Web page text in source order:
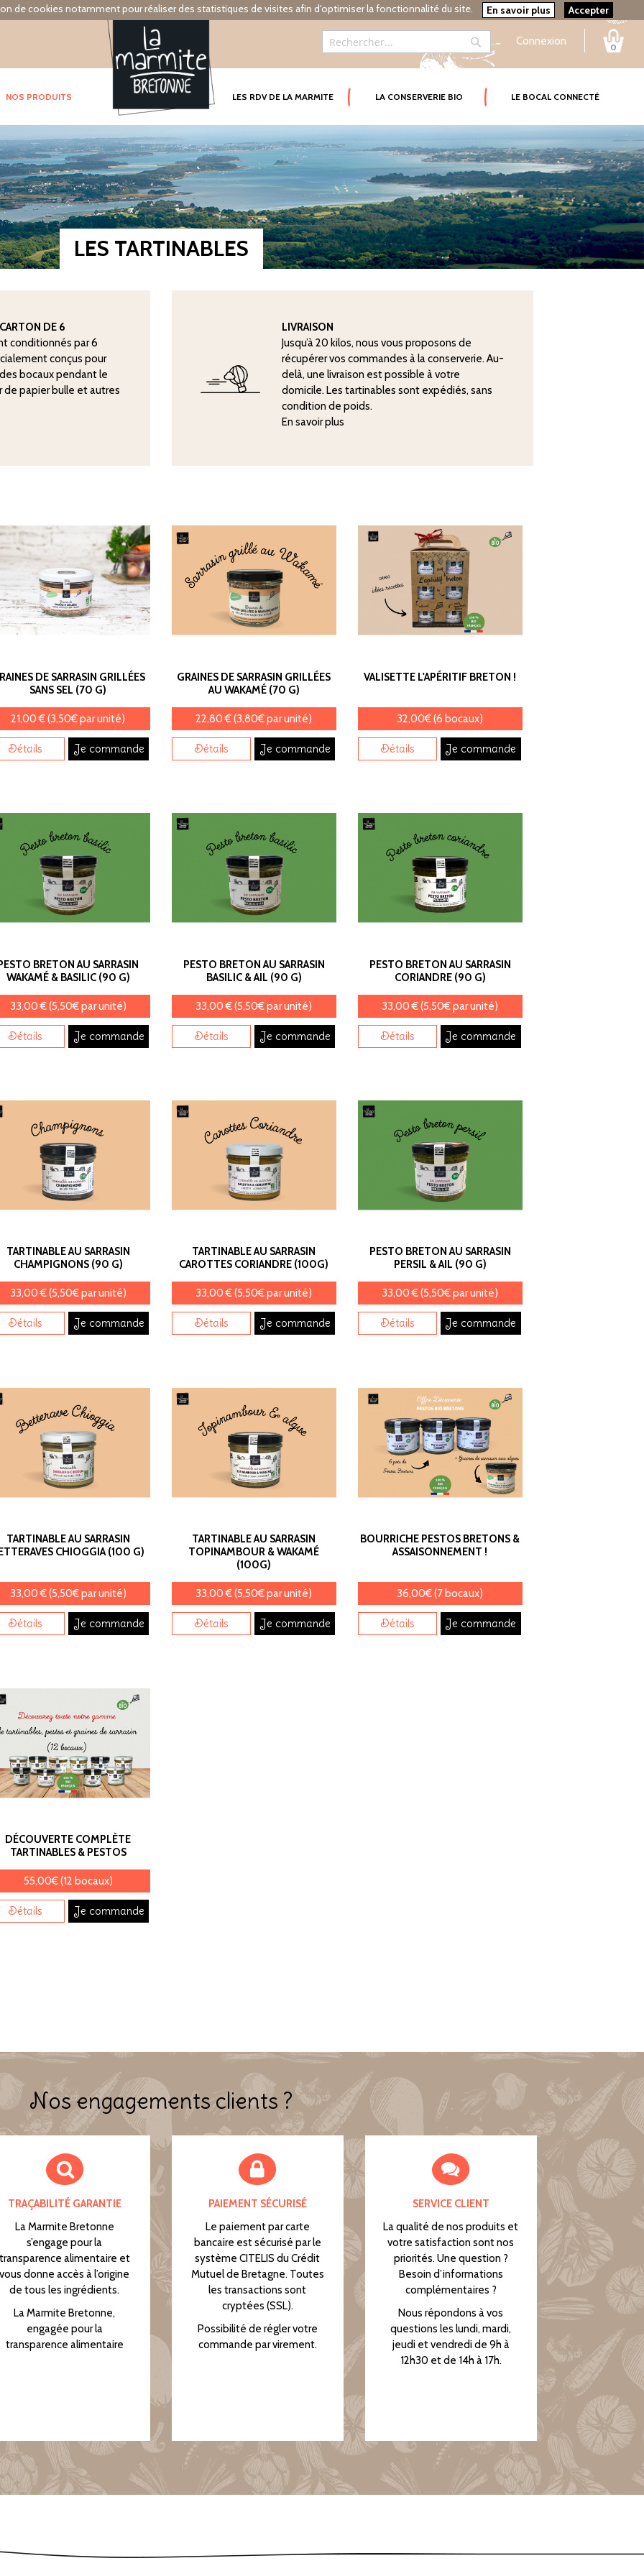
de cookies notamment pour réaliser des statistiques de visites afin d'optimiser la fonctionnalité du site. En savoir plus Accepter
Connexion 0
Rechercher
NOS PRODUITS LES RDV DE LA MARMITE LA CONSERVERIE BIO LE BOCAL CONNECTÉ
LES TARTINABLES
DE 6
conditionnés par 6
conçus pour
bocaux pendant le
de papier bulle et autres
LIVRAISON
Jusqu’à 20 kilos, nous vous proposons de
récupérer vos commandes à la conserverie. Au-
delà, une livraison est possible à votre
domicile. Les tartinables sont expédiés, sans
condition de poids.
En savoir plus
DE SARRASIN GRILLÉES
SANS SEL (70 G)
21,00 € (3,50€ par unité)
Détails Je commande
GRAINES DE SARRASIN GRILLÉES
AU WAKAMÉ (70 G)
22,80 € (3,80€ par unité)
Détails Je commande
VALISETTE L'APÉRITIF BRETON !
32,00€ (6 bocaux)
Détails Je commande
BRETON AU SARRASIN
WAKAMÉ & BASILIC (90 G)
33,00 € (5,50€ par unité)
Détails Je commande
PESTO BRETON AU SARRASIN
BASILIC & AIL (90 G)
33,00 € (5,50€ par unité)
Détails Je commande
PESTO BRETON AU SARRASIN
CORIANDRE (90 G)
33,00 € (5,50€ par unité)
Détails Je commande
TARTINABLE AU SARRASIN
CHAMPIGNONS (90 G)
33,00 € (5,50€ par unité)
Détails Je commande
TARTINABLE AU SARRASIN
CAROTTES CORIANDRE (100G)
33,00 € (5,50€ par unité)
Détails Je commande
PESTO BRETON AU SARRASIN
PERSIL & AIL (90 G)
33,00 € (5,50€ par unité)
Détails Je commande
TARTINABLE AU SARRASIN
CHIOGGIA (100 G)
33,00 € (5,50€ par unité)
Détails Je commande
TARTINABLE AU SARRASIN
TOPINAMBOUR & WAKAMÉ
(100G)
33,00 € (5,50€ par unité)
Détails Je commande
BOURRICHE PESTOS BRETONS &
ASSAISONNEMENT !
36,00€ (7 bocaux)
Détails Je commande
DÉCOUVERTE COMPLÈTE
TARTINABLES & PESTOS
55,00€ (12 bocaux)
Détails Je commande
Nos engagements clients ?
TRAÇABILITÉ GARANTIE
La Marmite Bretonne
s’engage pour la
alimentaire et
vous donne accès à l’origine
de tous les ingrédients.
La Marmite Bretonne,
engagée pour la
transparence alimentaire
PAIEMENT SÉCURISÉ
Le paiement par carte
bancaire est sécurisé par le
système CITELIS du Crédit
Mutuel de Bretagne. Toutes
les transactions sont
cryptées (SSL).
Possibilité de régler votre
commande par virement.
SERVICE CLIENT
La qualité de nos produits et
votre satisfaction sont nos
priorités. Une question ?
Besoin d’informations
complémentaires ?
Nous répondons à vos
questions les lundi, mardi,
jeudi et vendredi de 9h à
12h30 et de 14h à 17h.